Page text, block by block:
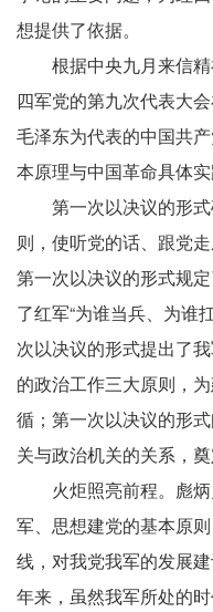
想提供了依据。
根据中央九月来信
四军党的第九次代表大
毛泽东为代表的中国共
本原理与中国革命具体
第一次以决议的形
则，使听党的话、跟党
第一次以决议的形式规
了红军“为谁当兵、为谁
次以决议的形式提出了
的政治工作三大原则，
循；第一次以决议的形
关与政治机关的关系，
火炬照亮前程。彪
军、思想建党的基本原
线，对我党我军的发展
年来，虽然我军所处的